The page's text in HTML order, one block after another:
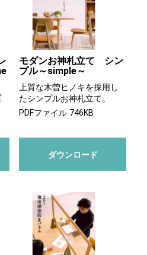
モダンお神札立て シン
プル～simple～
上質な木曽ヒノキを採用し
たシンプルお神札立て。
PDFファイル 746KB
ダウンロード